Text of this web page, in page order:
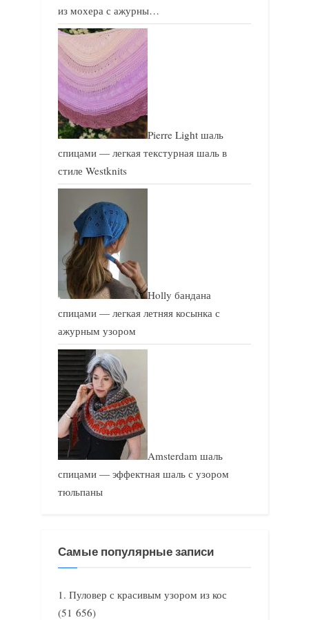
из мохера с ажурны…
Pierre Light шаль
спицами — легкая текстурная шаль в
стиле Westknits
Holly бандана
спицами — легкая летняя косынка с
ажурным узором
Amsterdam шаль
спицами — эффектная шаль с узором
тюльпаны
Самые популярные записи
Пуловер с красивым узором из кос
(51 656)